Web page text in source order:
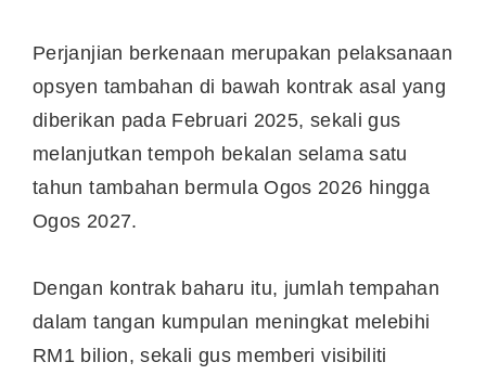
Perjanjian berkenaan merupakan pelaksanaan
opsyen tambahan di bawah kontrak asal yang
diberikan pada Februari 2025, sekali gus
melanjutkan tempoh bekalan selama satu
tahun tambahan bermula Ogos 2026 hingga
Ogos 2027.
Dengan kontrak baharu itu, jumlah tempahan
dalam tangan kumpulan meningkat melebihi
RM1 bilion, sekali gus memberi visibiliti